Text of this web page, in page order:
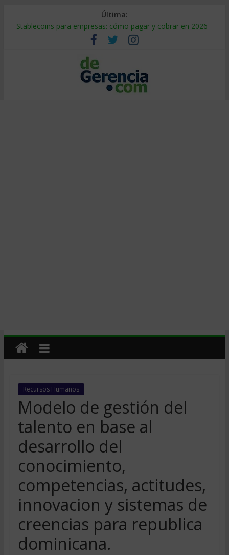
Última:
Stablecoins para empresas: cómo pagar y cobrar en 2026
Despido silencioso: qué es y por qué sale tan caro
IA en selección de personal: cómo auditarla a tiempo
Trabajo forzoso en la cadena de suministro: qué hacer
Mercado hispano de EE. UU.: cómo segmentarlo y venderle
Recursos Humanos
Modelo de gestión del
talento en base al
desarrollo del
conocimiento,
competencias, actitudes,
innovacion y sistemas de
creencias para republica
dominicana.